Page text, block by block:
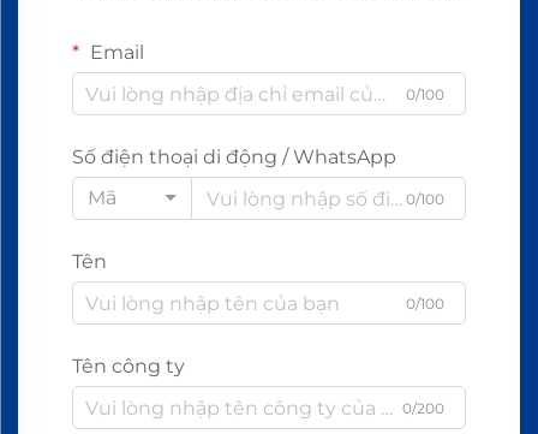
Email
0/100
Số điện thoại di động / WhatsApp
Mã
0/100
Tên
0/100
Tên công ty
0/200